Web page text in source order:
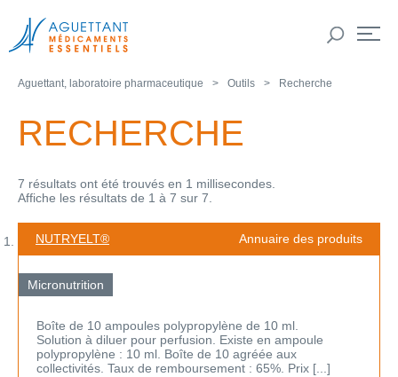
Aguettant, laboratoire pharmaceutique Outils Recherche
RECHERCHE
7 résultats ont été trouvés en 1 millisecondes.
Affiche les résultats de 1 à 7 sur 7.
NUTRYELT® Annuaire des produits
Micronutrition
Boîte de 10 ampoules polypropylène de 10 ml.
Solution à diluer pour perfusion. Existe en ampoule
polypropylène : 10 ml. Boîte de 10 agréée aux
collectivités. Taux de remboursement : 65%. Prix [...]